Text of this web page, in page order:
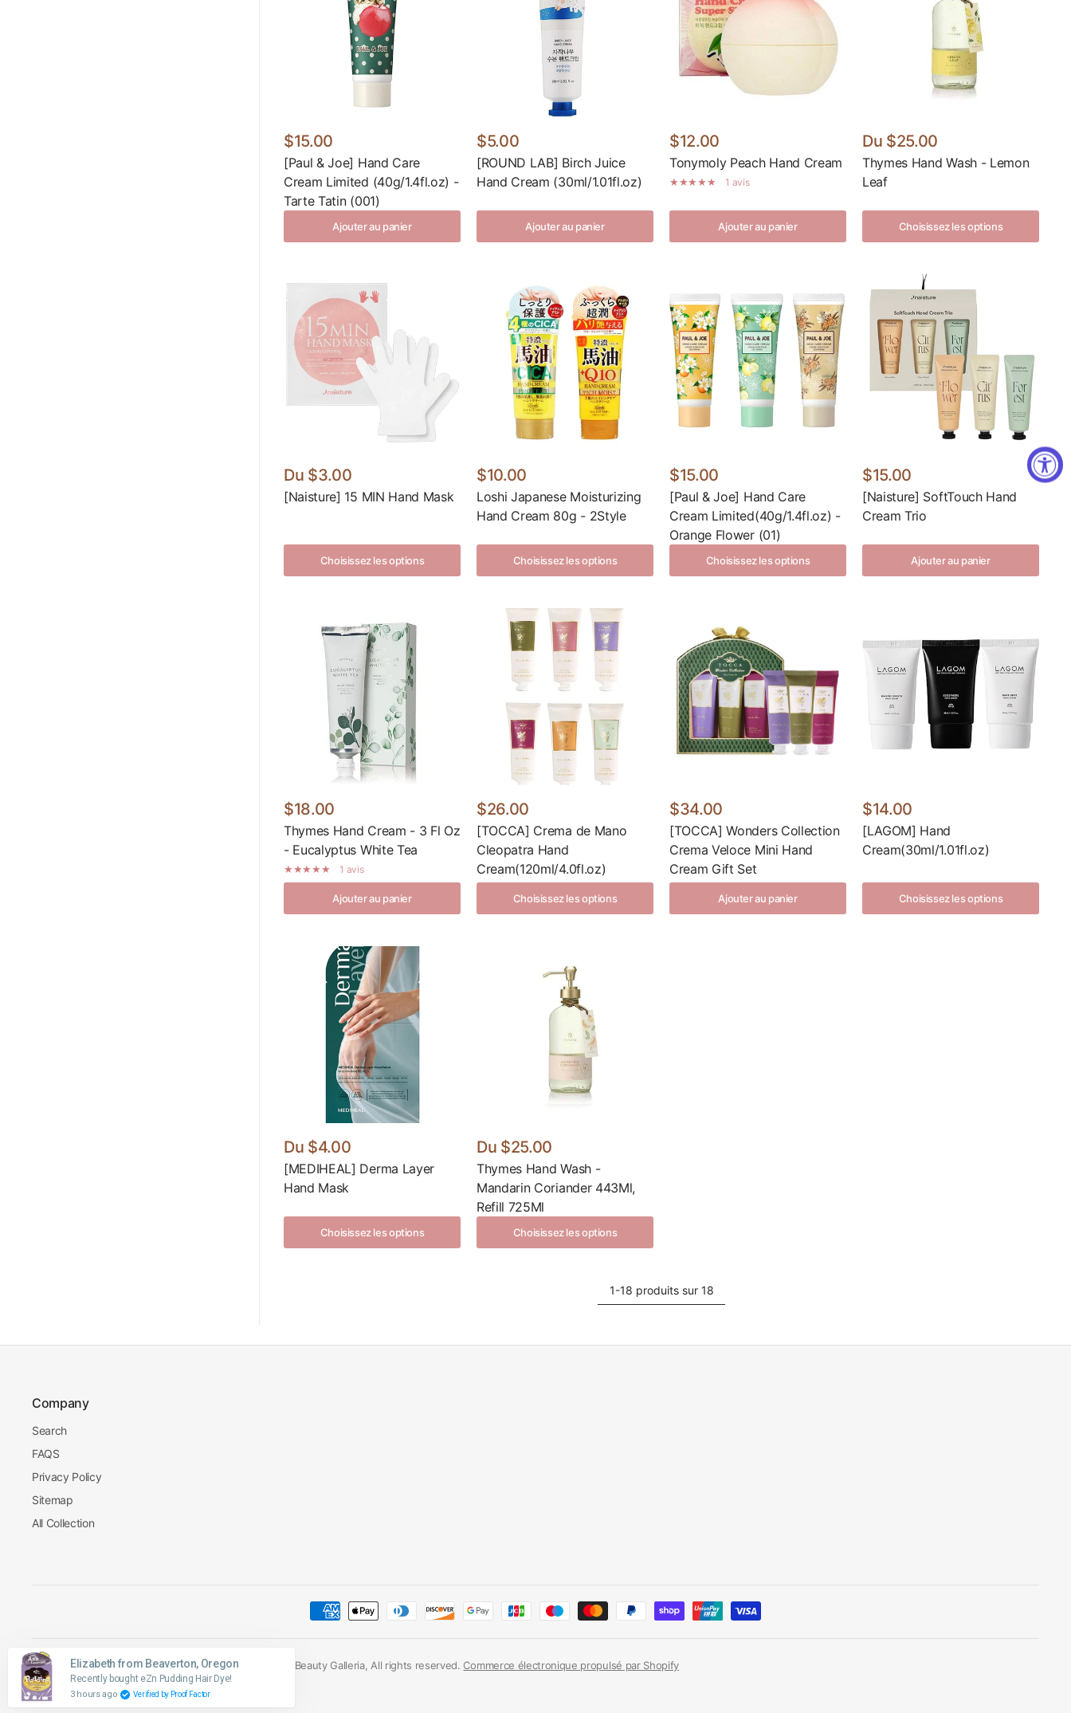
$15.00
[Paul & Joe] Hand Care
Cream Limited (40g/1.4fl.oz) -
Tarte Tatin (001)
Ajouter au panier
$5.00
[ROUND LAB] Birch Juice
Hand Cream (30ml/1.01fl.oz)
Ajouter au panier
$12.00
Tonymoly Peach Hand Cream
1 avis
Ajouter au panier
Du $25.00
Thymes Hand Wash - Lemon
Leaf
Choisissez les options
Du $3.00
[Naisture] 15 MIN Hand Mask
Choisissez les options
$10.00
Loshi Japanese Moisturizing
Hand Cream 80g - 2Style
Choisissez les options
$15.00
[Paul & Joe] Hand Care
Cream Limited(40g/1.4fl.oz) -
Orange Flower (01)
Choisissez les options
$15.00
[Naisture] SoftTouch Hand
Cream Trio
Ajouter au panier
$18.00
Thymes Hand Cream - 3 Fl Oz
- Eucalyptus White Tea
1 avis
Ajouter au panier
$26.00
[TOCCA] Crema de Mano
Cleopatra Hand
Cream(120ml/4.0fl.oz)
Choisissez les options
$34.00
[TOCCA] Wonders Collection
Crema Veloce Mini Hand
Cream Gift Set
Ajouter au panier
$14.00
[LAGOM] Hand
Cream(30ml/1.01fl.oz)
Choisissez les options
Du $4.00
[MEDIHEAL] Derma Layer
Hand Mask
Choisissez les options
Du $25.00
Thymes Hand Wash -
Mandarin Coriander 443Ml,
Refill 725Ml
Choisissez les options
1-18 produits sur 18
Company
Search
FAQS
Privacy Policy
Sitemap
All Collection
Mettre
à
jour
Mettre
à
jour
© 2026 Palace Beauty Galleria, All rights reserved. Commerce électronique propulsé par Shopify
Elizabeth from Beaverton, Oregon
Recently bought eZn Pudding Hair Dye!
3 hours ago Verified by Proof Factor